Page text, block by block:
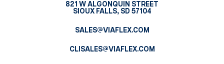
821 W ALGONQUIN STREET
SIOUX FALLS, SD 57104
SALES@VIAFLEX.COM
CLISALES@VIAFLEX.COM